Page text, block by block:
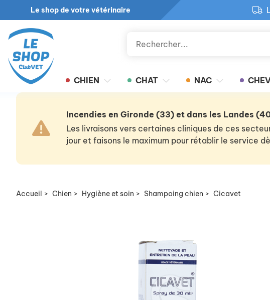
Le shop de votre vétérinaire
CHIEN CHAT NAC
Incendies en Gironde (33) et dans les Landes
Les livraisons vers certaines cliniques de ces
jour et faisons le maximum pour rétablir le service
Accueil > Chien > Hygiène et soin > Shampoing chien > Cicavet